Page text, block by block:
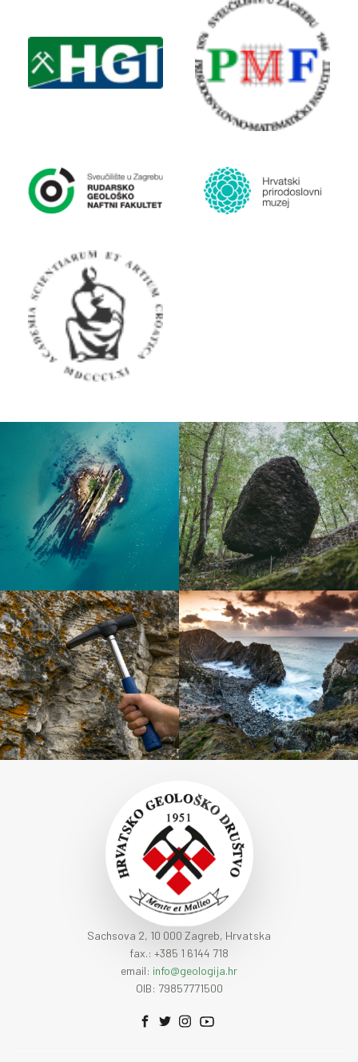
Sachsova 2, 10 000 Zagreb, Hrvatska
fax.: +385 1 6144 718
email: info@geologija.hr
OIB: 79857771500